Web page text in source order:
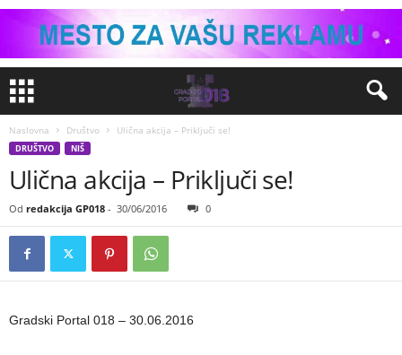
Naslovna Društvo Ulična akcija – Priključi se!
DRUŠTVO NIŠ
Ulična akcija – Priključi se!
Od redakcija GP018 - 30/06/2016 0
Gradski Portal 018 – 30.06.2016